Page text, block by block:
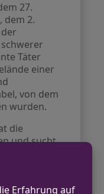
27.
dem 2.
Täter
einer
von dem
wurden.
die
und sucht